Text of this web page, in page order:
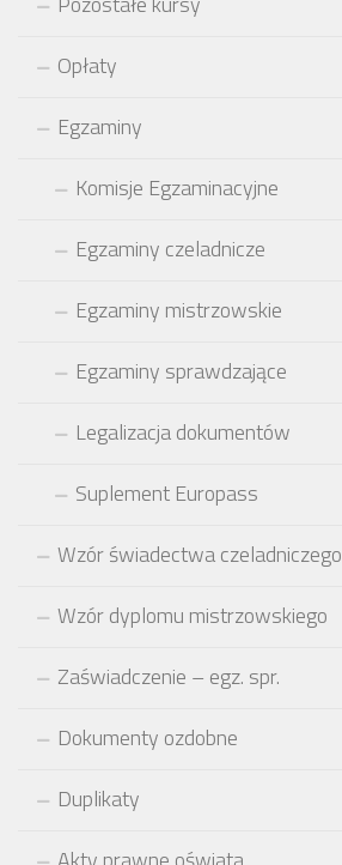
Opłaty
Egzaminy
Komisje Egzaminacyjne
Egzaminy czeladnicze
Egzaminy mistrzowskie
Egzaminy sprawdzające
Legalizacja dokumentów
Suplement Europass
Wzór świadectwa czeladniczego
Wzór dyplomu mistrzowskiego
Zaświadczenie – egz. spr.
Dokumenty ozdobne
Duplikaty